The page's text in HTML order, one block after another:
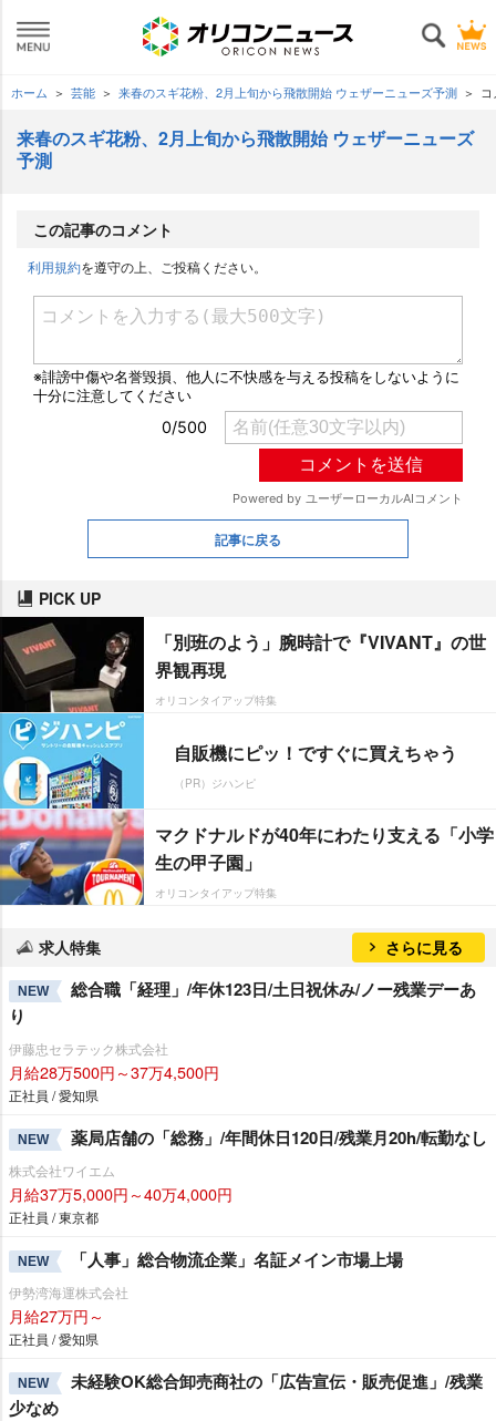
ホーム 芸能 来春のスギ花粉、2月上旬から飛散開始 ウェザーニューズ予測
来春のスギ花粉、2月上旬から飛散開始 ウェザーニューズ
予測
この記事のコメント
利用規約を遵守の上、ご投稿ください。
記事に戻る
PICK UP
「別班のよう」腕時計で『VIVANT』の世
界観再現
オリコンタイアップ特集
自販機にピッ！ですぐに買えちゃう
（PR）ジハンピ
マクドナルドが40年にわたり支える「小学
生の甲子園」
オリコンタイアップ特集
求人特集 さらに見る
NEW
総合職「経理」/年休123日/土日祝休み/ノー残業デーあ
り
伊藤忠セラテック株式会社
月給28万500円～37万4,500円
正社員 / 愛知県
NEW 薬局店舗の「総務」/年間休日120日/残業月20h/転勤なし
株式会社ワイエム
月給37万5,000円～40万4,000円
正社員 / 東京都
NEW 「人事」総合物流企業」名証メイン市場上場
伊勢湾海運株式会社
月給27万円～
正社員 / 愛知県
NEW
未経験OK総合卸売商社の「広告宣伝・販売促進」/残業
少なめ